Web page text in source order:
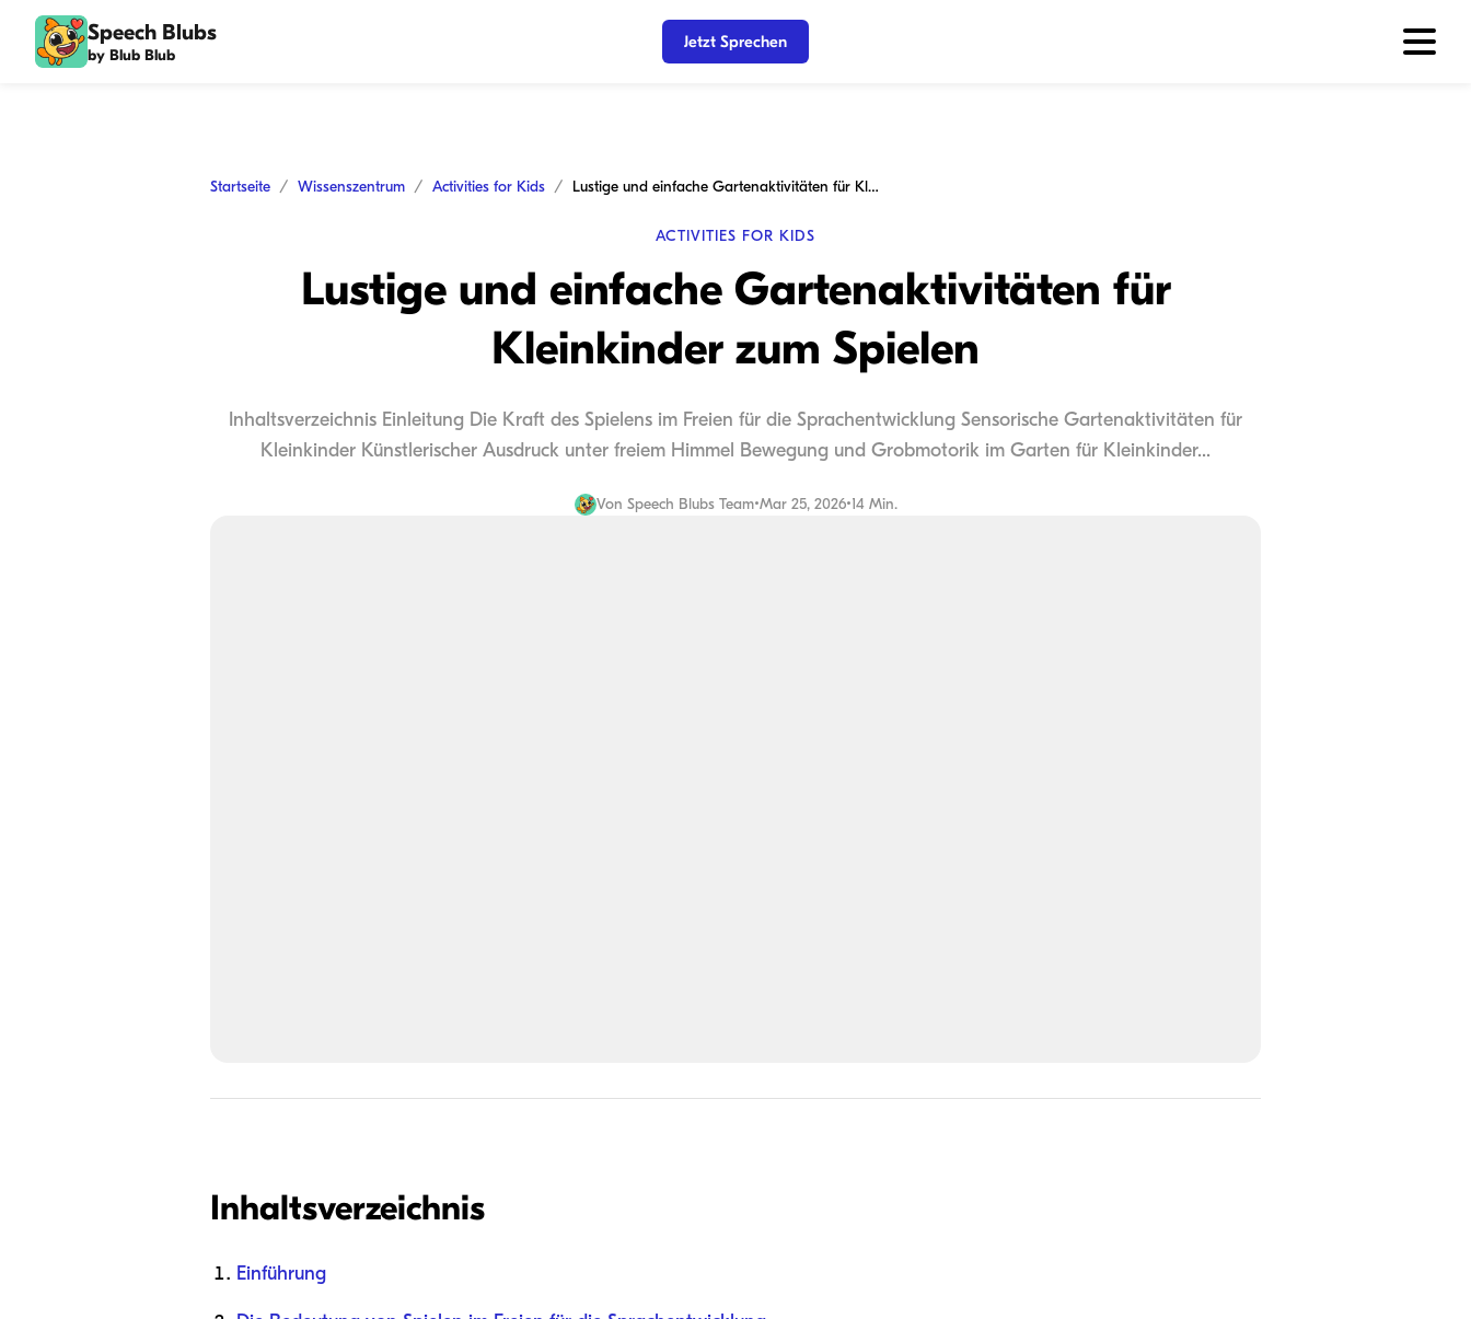
Speech Blubs
by Blub Blub
Jetzt Sprechen
Startseite Wissenszentrum Activities for Kids Lustige und einfache Gartenaktivitäten für Kleinkinder zum Spielen
ACTIVITIES FOR KIDS
Lustige und einfache Gartenaktivitäten für
Kleinkinder zum Spielen
Inhaltsverzeichnis Einleitung Die Kraft des Spielens im Freien für die Sprachentwicklung Sensorische Gartenaktivitäten für
Kleinkinder Künstlerischer Ausdruck unter freiem Himmel Bewegung und Grobmotorik im Garten für Kleinkinder...
Von Speech Blubs Team•Mar 25, 2026•14 Min.
Inhaltsverzeichnis
Einführung